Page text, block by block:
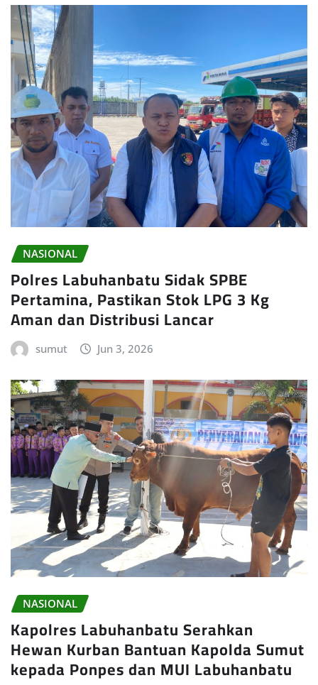
NASIONAL
Polres Labuhanbatu Sidak SPBE
Pertamina, Pastikan Stok LPG 3 Kg
Aman dan Distribusi Lancar
sumut Jun 3, 2026
NASIONAL
Kapolres Labuhanbatu Serahkan
Hewan Kurban Bantuan Kapolda Sumut
kepada Ponpes dan MUI Labuhanbatu